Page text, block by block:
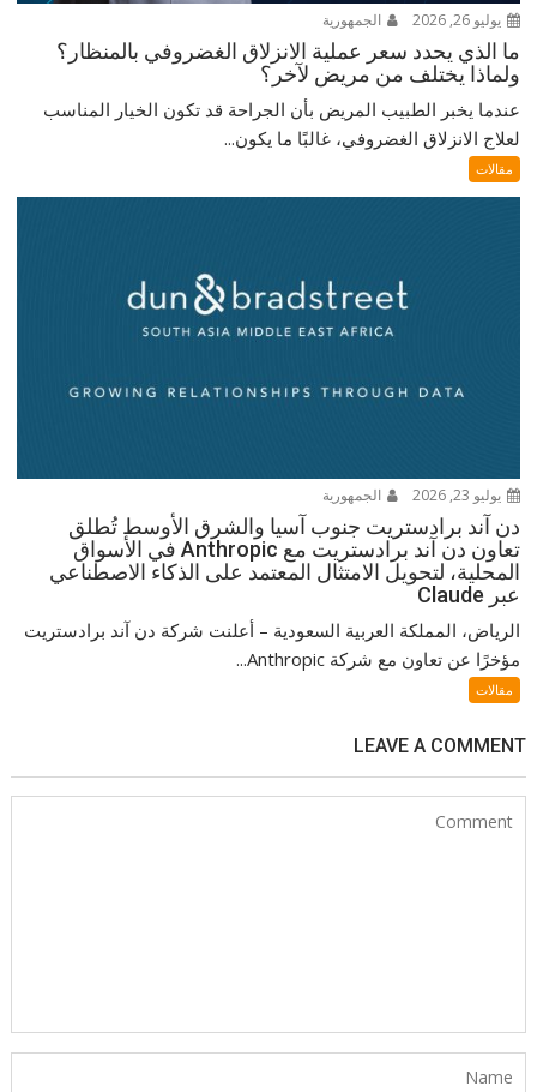
يوليو 26, 2026 الجمهورية
ما الذي يحدد سعر عملية الانزلاق الغضروفي بالمنظار؟
ولماذا يختلف من مريض لآخر؟
عندما يخبر الطبيب المريض بأن الجراحة قد تكون الخيار المناسب
لعلاج الانزلاق الغضروفي، غالبًا ما يكون...
مقالات
يوليو 23, 2026 الجمهورية
دن آند برادستريت جنوب آسيا والشرق الأوسط تُطلق
تعاون دن آند برادستريت مع Anthropic في الأسواق
المحلية، لتحويل الامتثال المعتمد على الذكاء الاصطناعي
عبر Claude
الرياض، المملكة العربية السعودية – أعلنت شركة دن آند برادستريت
مؤخرًا عن تعاون مع شركة Anthropic...
مقالات
LEAVE A COMMENT